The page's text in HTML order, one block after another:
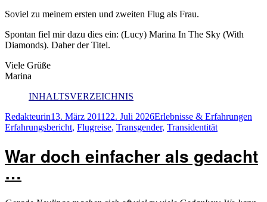
Soviel zu meinem ersten und zweiten Flug als Frau.
Spontan fiel mir dazu dies ein: (Lucy) Marina In The Sky (With
Diamonds). Daher der Titel.
Viele Grüße
Marina
INHALTSVERZEICHNIS
Autor
RedakteurinVeröffentlicht
am
13. März 2011 22. Juli 2026Kategorien
Erlebnisse & Erfahrungen
Erfahrungsbericht, Flugreise, Transgender, Transidentität
War doch einfacher als gedacht
…